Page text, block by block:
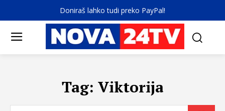
Doniraš lahko tudi preko PayPal!
Tag: Viktorija